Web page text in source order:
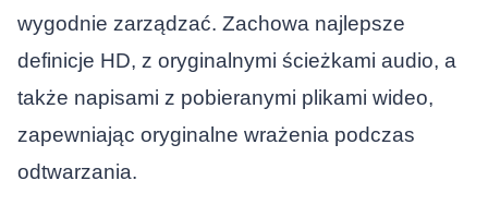
wygodnie zarządzać. Zachowa najlepsze
definicje HD, z oryginalnymi ścieżkami audio, a
także napisami z pobieranymi plikami wideo,
zapewniając oryginalne wrażenia podczas
odtwarzania.